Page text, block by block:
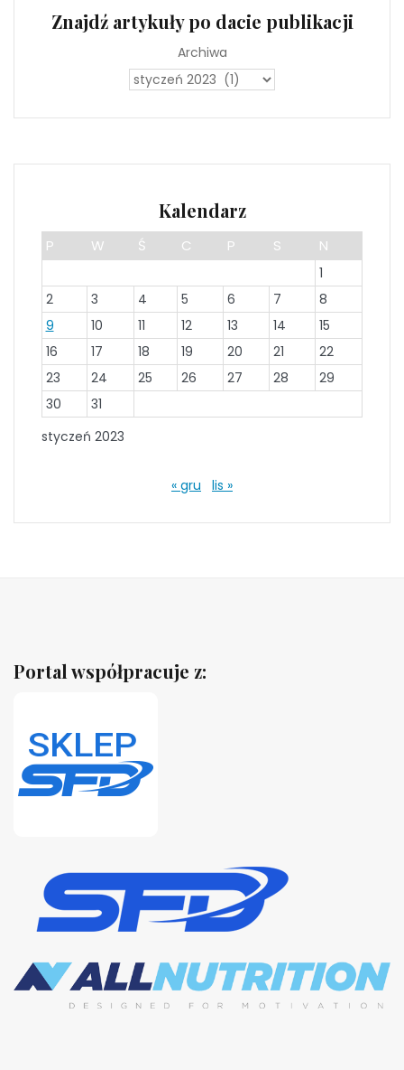
Znajdź artykuły po dacie publikacji
Archiwa
Kalendarz
styczeń 2023
P W Ś C P S N
1
2
3 4 5 6 7
8
9
10 11 12 13 14
15
16
17 18 19 20 21
22
23
24 25 26 27 28
29
30
31
« gru lis »
Portal współpracuje z: